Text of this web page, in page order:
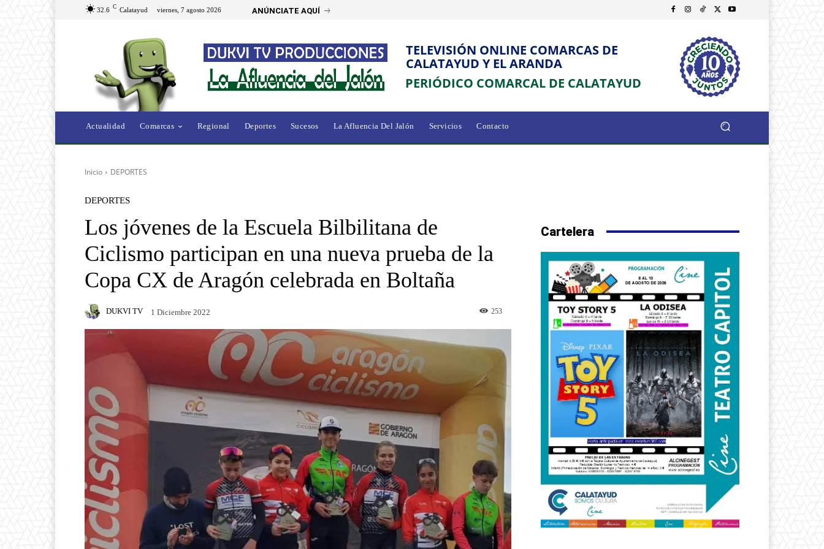
32.6 C Calatayud viernes, 7 agosto 2026 ANÚNCIATE AQUÍ
TELEVISIÓN ONLINE COMARCAS DE
CALATAYUD Y EL ARANDA
PERIÓDICO COMARCAL DE CALATAYUD
Actualidad Comarcas Regional Deportes Sucesos La Afluencia Del Jalón Servicios Contacto
Inicio DEPORTES
DEPORTES
Los jóvenes de la Escuela Bilbilitana de
Ciclismo participan en una nueva prueba de la
Copa CX de Aragón celebrada en Boltaña
DUKVI TV 1 Diciembre 2022 253
Cartelera